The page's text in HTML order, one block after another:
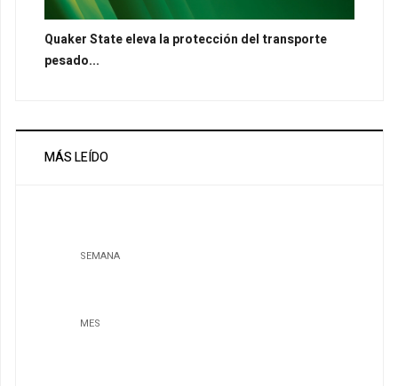
Quaker State eleva la protección del transporte
pesado...
MÁS LEÍDO
SEMANA
MES